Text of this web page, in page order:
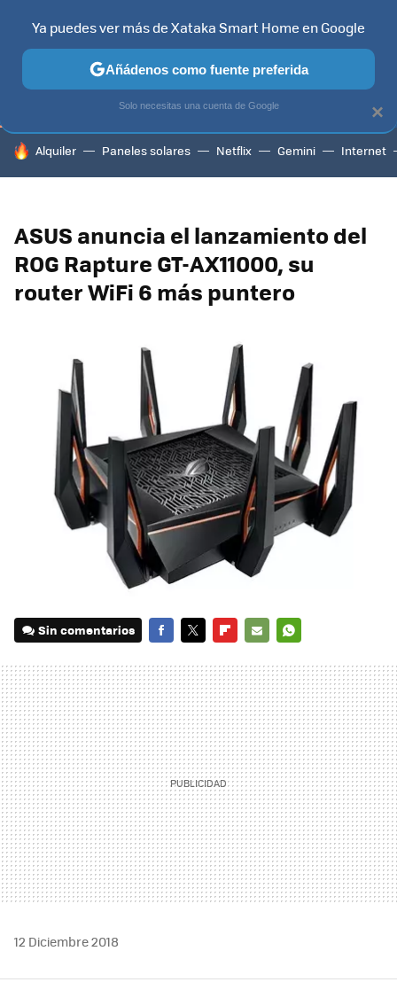
TELEVISORES CONTENIDOS SMART TV SELECCIÓN
HOY SE HABLA DE
Alquiler Paneles solares Netflix Gemini Internet
ASUS anuncia el lanzamiento del
ROG Rapture GT-AX11000, su
router WiFi 6 más puntero
Sin comentarios
MAIL
12 Diciembre 2018
×
Ya puedes ver más de Xataka Smart Home en Google
Añádenos como fuente preferida
Solo necesitas una cuenta de Google